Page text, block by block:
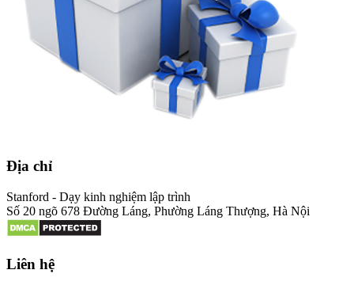
Địa chỉ
Stanford - Dạy kinh nghiệm lập trình
Số 20 ngõ 678 Đường Láng, Phường Láng Thượng, Hà Nội
Liên hệ